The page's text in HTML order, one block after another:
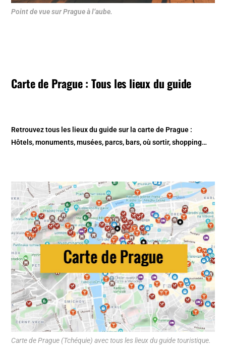
Point de vue sur Prague à l’aube.
Carte de Prague : Tous les lieux du guide
Retrouvez tous les lieux du guide sur lacarte de Prague :
Hôtels, monuments, musées, parcs, bars, où sortir, shopping…
Carte de Prague (Tchéquie) avec tous les lieux du guide touristique.